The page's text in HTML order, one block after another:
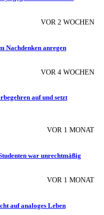
VOR 2 WOCHEN
Nachdenken anregen
VOR 4 WOCHEN
auf und setzt
VOR 1 MONAT
war unrechtmäßig
VOR 1 MONAT
auf analoges Leben